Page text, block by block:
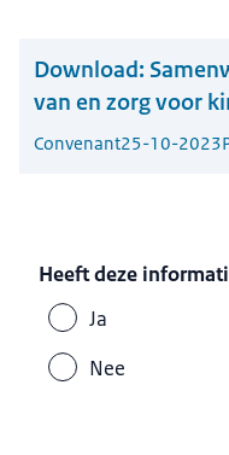
Download:
van en zorg voor
Convenant25-10-2023
Heeft deze
Ja
Nee